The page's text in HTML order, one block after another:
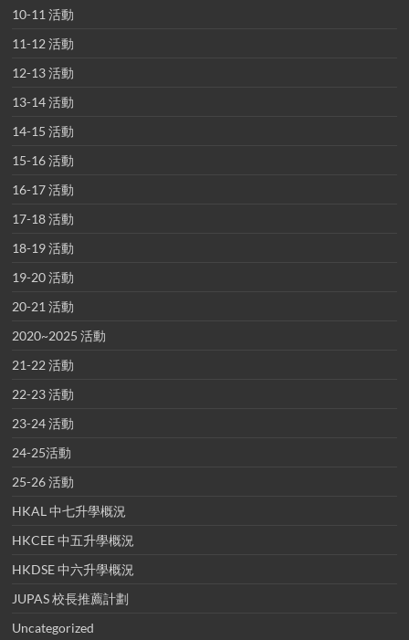
10-11 活動
11-12 活動
12-13 活動
13-14 活動
14-15 活動
15-16 活動
16-17 活動
17-18 活動
18-19 活動
19-20 活動
20-21 活動
2020~2025 活動
21-22 活動
22-23 活動
23-24 活動
24-25活動
25-26 活動
HKAL 中七升學概況
HKCEE 中五升學概況
HKDSE 中六升學概況
JUPAS 校長推薦計劃
Uncategorized